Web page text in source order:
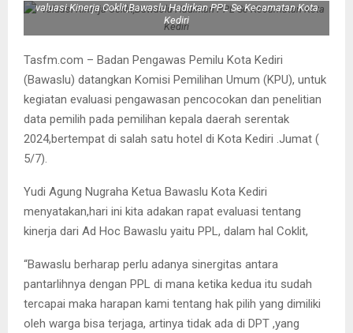
valuasi Kinerja Coklit,Bawaslu Hadirkan PPL Se Kecamatan Kota
Kediri
Tasfm.com – Badan Pengawas Pemilu Kota Kediri
(Bawaslu) datangkan Komisi Pemilihan Umum (KPU), untuk
kegiatan evaluasi pengawasan pencocokan dan penelitian
data pemilih pada pemilihan kepala daerah serentak
2024,bertempat di salah satu hotel di Kota Kediri .Jumat (
5/7).
Yudi Agung Nugraha Ketua Bawaslu Kota Kediri
menyatakan,hari ini kita adakan rapat evaluasi tentang
kinerja dari Ad Hoc Bawaslu yaitu PPL, dalam hal Coklit,
“Bawaslu berharap perlu adanya sinergitas antara
pantarlihnya dengan PPL di mana ketika kedua itu sudah
tercapai maka harapan kami tentang hak pilih yang dimiliki
oleh warga bisa terjaga, artinya tidak ada di DPT ,yang